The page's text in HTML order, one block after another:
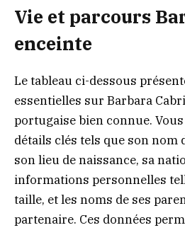
Vie et parcours
enceinte
Le tableau ci-dessous
essentielles sur Barbara
portugaise bien connue.
détails clés tels que son nom
son lieu de naissance, sa
informations personnelles
taille, et les noms de ses
partenaire. Ces données